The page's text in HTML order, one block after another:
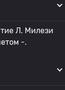
Л. Милези
-.